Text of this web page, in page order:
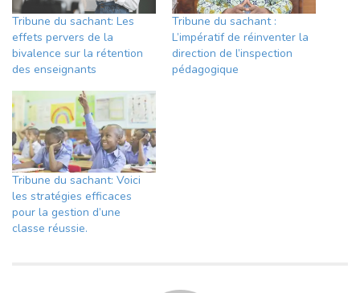
Tribune du sachant: Les
effets pervers de la
bivalence sur la rétention
des enseignants
Tribune du sachant :
L’impératif de réinventer la
direction de l’inspection
pédagogique
Tribune du sachant: Voici
les stratégies efficaces
pour la gestion d’une
classe réussie.